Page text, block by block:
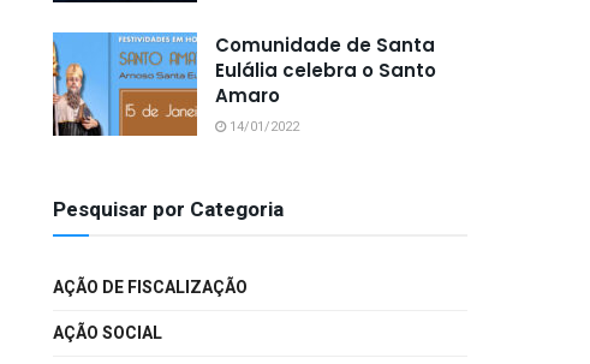
Comunidade de Santa
Eulália celebra o Santo
Amaro
14/01/2022
Pesquisar por Categoria
AÇÃO DE FISCALIZAÇÃO
AÇÃO SOCIAL